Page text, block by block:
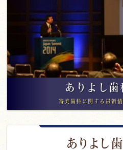
ありよし歯
審美歯科に関する最新
ありよし